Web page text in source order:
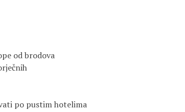
od brodova
po pustim hotelima